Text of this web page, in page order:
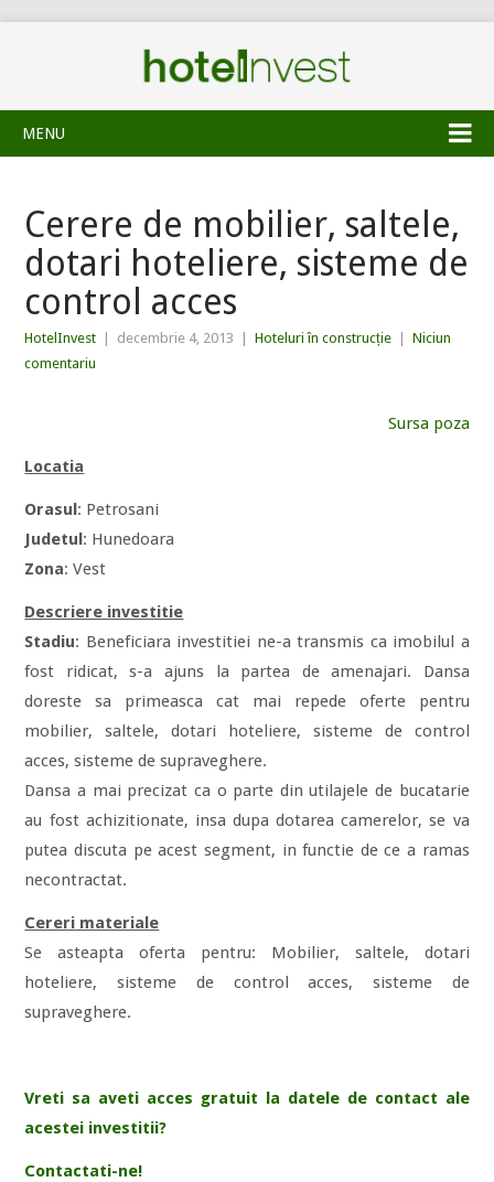
MENU
Cerere de mobilier, saltele,
dotari hoteliere, sisteme de
control acces
HotelInvest decembrie 4, 2013 Hoteluri în construcție
Niciun
comentariu
Sursa poza
Locatia
Orasul: Petrosani
Judetul: Hunedoara
Zona: Vest
Descriere investitie
Stadiu: Beneficiara investitiei ne-a transmis ca imobilul a
fost ridicat, s-a ajuns la partea de amenajari. Dansa
doreste sa primeasca cat mai repede oferte pentru
mobilier, saltele, dotari hoteliere, sisteme de control
acces, sisteme de supraveghere.
Dansa a mai precizat ca o parte din utilajele de bucatarie
au fost achizitionate, insa dupa dotarea camerelor, se va
putea discuta pe acest segment, in functie de ce a ramas
necontractat.
Cereri materiale
Se asteapta oferta pentru: Mobilier, saltele, dotari
hoteliere, sisteme de control acces, sisteme de
supraveghere.
Vreti sa aveti acces gratuit la datele de contact ale
acestei investitii?
Contactati-ne!